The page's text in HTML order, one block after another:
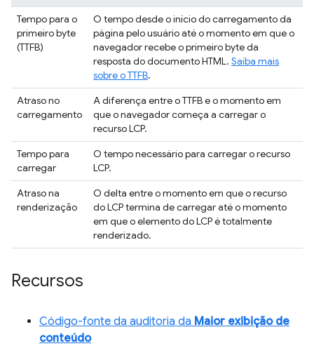
Tempo para o
primeiro byte
(TTFB)
O tempo desde o início do carregamento da
página pelo usuário até o momento em que o
navegador recebe o primeiro byte da
resposta do documento HTML. Saiba mais
sobre o TTFB.
Atraso no
carregamento
A diferença entre o TTFB e o momento em
que o navegador começa a carregar o
recurso LCP.
Tempo para
carregar
O tempo necessário para carregar o recurso
LCP.
Atraso na
renderização
O delta entre o momento em que o recurso
do LCP termina de carregar até o momento
em que o elemento do LCP é totalmente
renderizado.
Recursos
Código-fonte da auditoria da Maior exibição de
conteúdo